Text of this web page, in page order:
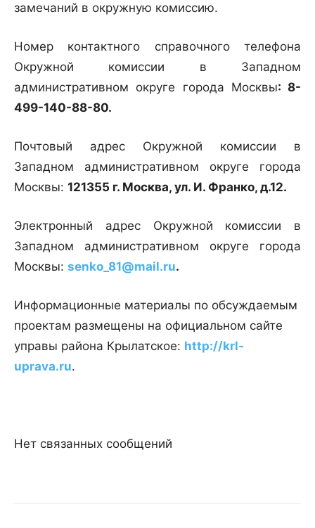
замечаний в окружную комиссию.
Номер контактного справочного телефона
Окружной комиссии в Западном
административном округе города Москвы: 8-
499-140-88-80.
Почтовый адрес Окружной комиссии в
Западном административном округе города
Москвы: 121355 г. Москва, ул. И. Франко, д.12.
Электронный адрес Окружной комиссии в
Западном административном округе города
Москвы: senko_81@mail.ru.
Информационные материалы по обсуждаемым
проектам размещены на официальном сайте
управы района Крылатское: http://krl-
uprava.ru.
Нет связанных сообщений